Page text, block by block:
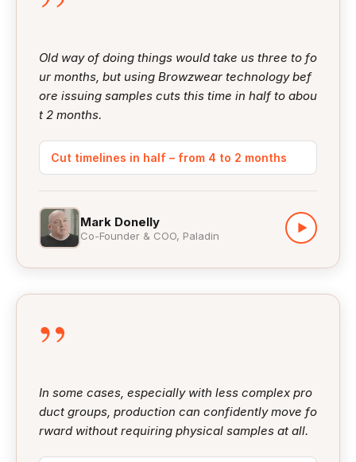
Old way of doing things would take us three to fo
ur months, but using Browzwear technology bef
ore issuing samples cuts this time in half to abou
t 2 months.
Cut timelines in half – from 4 to 2 months
Mark Donelly
Co-Founder & COO, Paladin
▶
”
In some cases, especially with less complex pro
duct groups, production can confidently move fo
rward without requiring physical samples at all.